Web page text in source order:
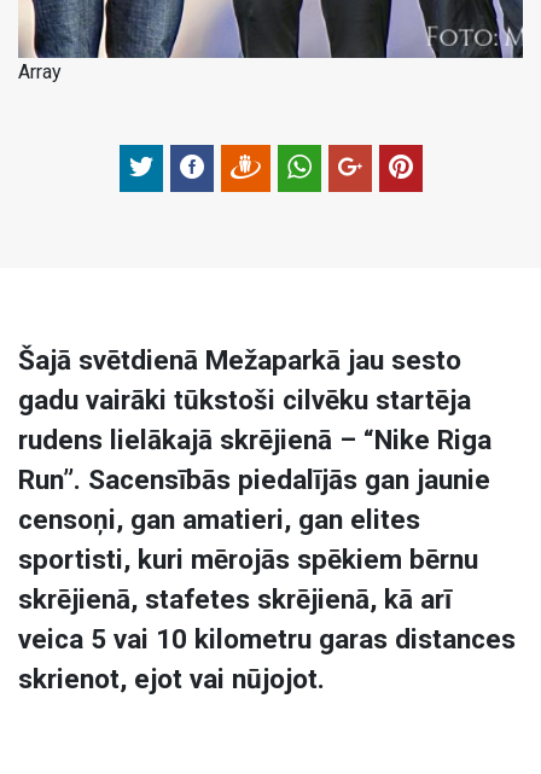
Array
Šajā svētdienā Mežaparkā jau sesto
gadu vairāki tūkstoši cilvēku startēja
rudens lielākajā skrējienā – “Nike Riga
Run”. Sacensībās piedalījās gan jaunie
censoņi, gan amatieri, gan elites
sportisti, kuri mērojās spēkiem bērnu
skrējienā, stafetes skrējienā, kā arī
veica 5 vai 10 kilometru garas distances
skrienot, ejot vai nūjojot.